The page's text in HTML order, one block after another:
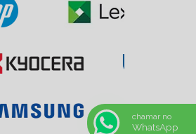
chamar no
WhatsApp